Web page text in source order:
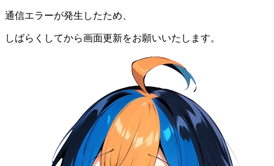
通信エラーが発生したため、
しばらくしてから画面更新をお願いいたします。